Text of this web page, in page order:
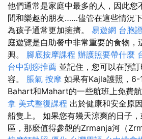
他們通常是家庭中最多的人，因此您
間和樂趣的朋友……儘管在這些情況
為孩子通常更加擁擠。 易遊網 台胞證
庭遊覽是自助餐中非常重要的食物，
興。 腳底按摩課程 辦護照要帶什麼
台中刮痧推薦 並記住，您可以在預
容。 脹氣 按摩 如果有Kajla護照，6-
Bahart和Mahart的一些航班上免費航
拿 美式整復課程 出於健康和安全原
船隻上。 如果您有幾天涼爽的日子
區，那麼值得參觀的Zrmanja河（